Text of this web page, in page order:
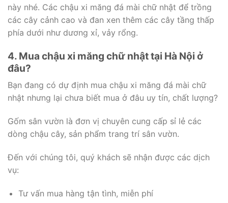
này nhé. Các chậu xi măng đá mài chữ nhật để trồng
các cây cảnh cao và đan xen thêm các cây tầng thấp
phía dưới như dương xỉ, vảy rổng.
4. Mua chậu xi măng chữ nhật tại Hà Nội ở
đâu?
Bạn đang có dự định mua chậu xi măng đá mài chữ
nhật nhưng lại chưa biết mua ở đâu uy tín, chất lượng?
Gốm sân vườn là đơn vị chuyên cung cấp sỉ lẻ các
dòng chậu cây, sản phẩm trang trí sân vườn.
Đến với chúng tôi, quý khách sẽ nhận được các dịch
vụ:
Tư vấn mua hàng tận tình, miễn phí